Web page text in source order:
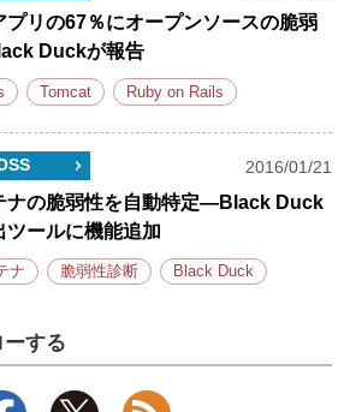
プリの67％にオープンソースの脆弱
Duckが報告
Tomcat Ruby on Rails
2016/01/21
ナの脆弱性を自動特定―Black Duck
ツールに機能追加
ナ 脆弱性診断 Black Duck
する